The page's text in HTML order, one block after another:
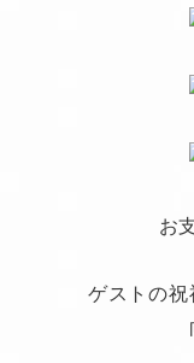
お
ゲストの祝